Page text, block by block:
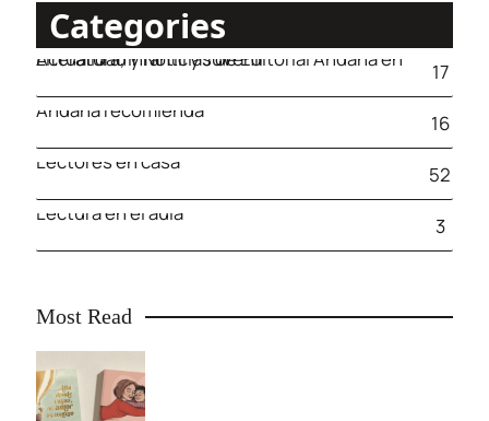
Categories
Actualidad y Noticias de Editorial Andana en Literatura, Infantil y Juvenil
17
Andana recomienda
16
Lectores en casa
52
Lectura en el aula
3
Most Read